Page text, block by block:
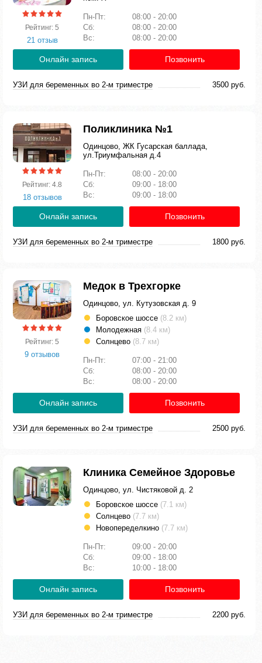
Рейтинг: 5
21 отзыв
Пн-Пт:
08:00 - 20:00
Сб:
08:00 - 20:00
Вс:
08:00 - 20:00
Онлайн запись Позвонить
УЗИ для беременных во 2-м триместре 3500 руб.
Рейтинг: 4.8
18 отзывов
Поликлиника №1
Одинцово, ЖК Гусарская баллада,
ул.Триумфальная д.4
Пн-Пт:
08:00 - 20:00
Сб:
09:00 - 18:00
Вс:
09:00 - 18:00
Онлайн запись Позвонить
УЗИ для беременных во 2-м триместре 1800 руб.
Рейтинг: 5
9 отзывов
Медок в Трехгорке
Одинцово, ул. Кутузовская д. 9
Боровское шоссе (8.2 км)
Молодежная (8.4 км)
Солнцево (8.7 км)
Пн-Пт:
07:00 - 21:00
Сб:
08:00 - 20:00
Вс:
08:00 - 20:00
Онлайн запись Позвонить
УЗИ для беременных во 2-м триместре 2500 руб.
Клиника Семейное Здоровье
Одинцово, ул. Чистяковой д. 2
Боровское шоссе (7.1 км)
Солнцево (7.7 км)
Новопеределкино (7.7 км)
Пн-Пт:
09:00 - 20:00
Сб:
09:00 - 18:00
Вс:
10:00 - 18:00
Онлайн запись Позвонить
УЗИ для беременных во 2-м триместре 2200 руб.